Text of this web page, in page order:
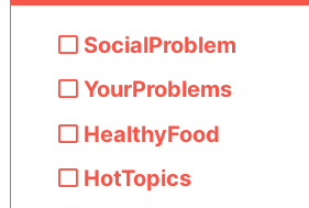
SocialProblem
YourProblems
HealthyFood
HotTopics